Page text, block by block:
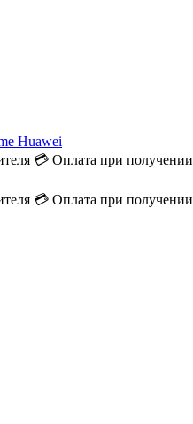
Huawei
💳 Оплата при получении
💳 Оплата при получении